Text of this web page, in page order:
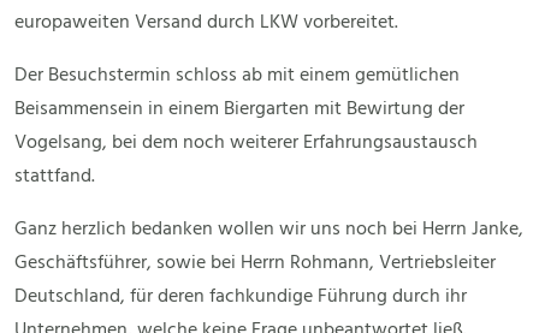
europaweiten Versand durch LKW vorbereitet.
Der Besuchstermin schloss ab mit einem gemütlichen
Beisammensein in einem Biergarten mit Bewirtung der
Vogelsang, bei dem noch weiterer Erfahrungsaustausch
stattfand.
Ganz herzlich bedanken wollen wir uns noch bei Herrn Janke,
Geschäftsführer, sowie bei Herrn Rohmann, Vertriebsleiter
Deutschland, für deren fachkundige Führung durch ihr